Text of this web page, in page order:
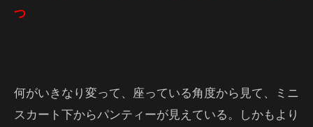
つ
何がいきなり変って、座っている角度から見て、ミニ
スカート下からパンティーが見えている。しかもより